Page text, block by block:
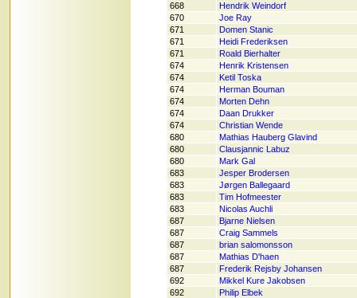
668
Hendrik Weindorf
670
Joe Ray
671
Domen Stanic
671
Heidi Frederiksen
671
Roald Bierhalter
674
Henrik Kristensen
674
Ketil Toska
674
Herman Bouman
674
Morten Dehn
674
Daan Drukker
674
Christian Wende
680
Mathias Hauberg Glavind
680
Clausjannic Labuz
680
Mark Gal
683
Jesper Brodersen
683
Jørgen Ballegaard
683
Tim Hofmeester
683
Nicolas Auchli
687
Bjarne Nielsen
687
Craig Sammels
687
brian salomonsson
687
Mathias D'haen
687
Frederik Rejsby Johansen
692
Mikkel Kure Jakobsen
692
Philip Elbek